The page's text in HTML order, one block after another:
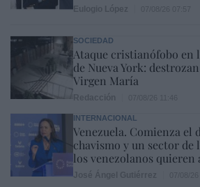
SOCIEDAD
Ataque cristianófobo en
de Nueva York:
Virgen María
INTERNACIONAL
Venezuela. Comienza el
chavismo y un sector de
los venezolanos quieren